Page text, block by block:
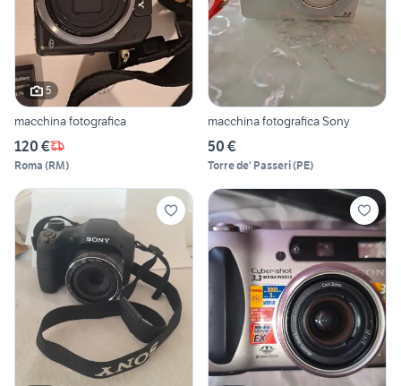
5
macchina fotografica
120 €
Roma (RM)
macchina fotografica Sony
50 €
Torre de' Passeri(PE)